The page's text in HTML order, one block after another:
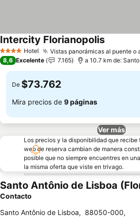
4 EstrellasHotel Vistas panorámicas al puente o
Intercity FlorianopolisVer
8,6 Excelente 7.165 a 10.7 km de:
De $73.762
Mira precios de 9 páginas
Ver más
Los precios y la disponibilidad que
web de reserva cambian de manera
posible que no siempre encuentres en
la misma oferta que viste en trivago.
Santo Antônio de Lisboa
Contacto
Santo Antônio de Lisboa, 88050-000,